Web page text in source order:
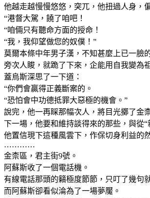
他越走越慢慢悠悠，突兀，他扭過人身，
“港督大駕，饒了咱吧！
“咱倆只有聽命方面的授命！
“我，我仰望做您的奴僕！”
莫爾本條中年男子漢，不知甚麼上已一臉
旁次人睃，就跪了下來，企能用自我變為
蓋烏斯深思了一下道：
“你們會贏得正義斷案的。
“恐怕會中功德抵罪大惡極的機會。”
說完，他一再睬那幅次人，將目光擲了金
下一場，他要和維持談得來的那些，與從
他置信現下這種風雲下，作保切身利益的
…………
金柰區，君主街9號。
阿蘇斯收了一個電話機。
有線電話那頭的籟極度節節，只叮了幾句
而阿蘇斯卻看似淪為了一場夢魘。